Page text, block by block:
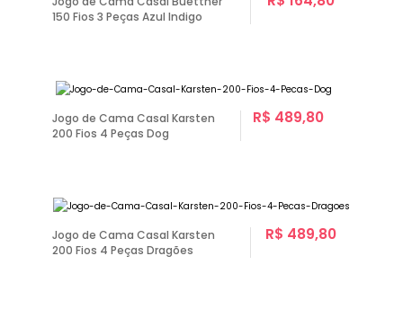
150 Fios 3 Peças Azul Indigo
Jogo de Cama Casal Karsten
200 Fios 4 Peças Dog
R$ 489,80
Jogo de Cama Casal Karsten
200 Fios 4 Peças Dragões
R$ 489,80